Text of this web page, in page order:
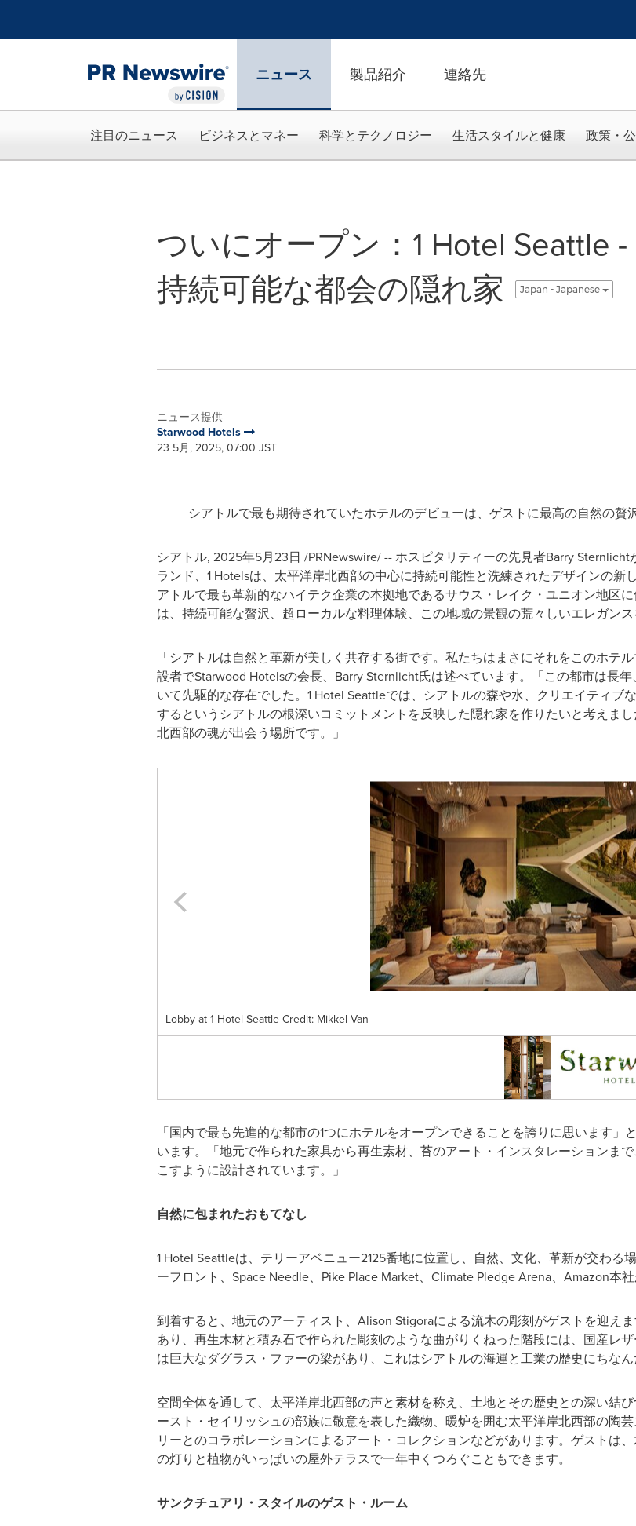
ニュース 製品紹介 連絡先
注目のニュース ビジネスとマネー 科学とテクノロジー 生活スタイルと健康 政策・
ついにオープン：1 Hotel Seattle -
持続可能な都会の隠れ家
Japan - Japanese
ニュース提供
Starwood Hotels
23 5月, 2025, 07:00 JST
シアトルで最も期待されていたホテルのデビューは、ゲストに最高の自然の贅
シアトル, 2025年5月23日 /PRNewswire/ -- ホスピタリティーの先見者Barry
ランド、1 Hotelsは、太平洋岸北西部の中心に持続可能性と洗練されたデザインの新
アトルで最も革新的なハイテク企業の本拠地であるサウス・レイク・ユニオン地区
は、持続可能な贅沢、超ローカルな料理体験、この地域の景観の荒々しいエレガンス
「シアトルは自然と革新が美しく共存する街です。私たちはまさにそれをこのホテ
設者でStarwood Hotelsの会長、Barry Sternlicht氏は述べています。「この都市は長
いて先駆的な存在でした。1 Hotel Seattleでは、シアトルの森や水、クリエイティブ
するというシアトルの根深いコミットメントを反映した隠れ家を作りたいと考えま
北西部の魂が出会う場所です。」
Lobby at 1 Hotel Seattle Credit: Mikkel Van
「国内で最も先進的な都市の1つにホテルをオープンできることを誇りに思います」
います。「地元で作られた家具から再生素材、苔のアート・インスタレーションま
こすように設計されています。」
自然に包まれたおもてなし
1 Hotel Seattleは、テリーアベニュー2125番地に位置し、自然、文化、革新が交わる
ーフロント、Space Needle、Pike Place Market、Climate Pledge Arena、Amazon本社
到着すると、地元のアーティスト、Alison Stigoraによる流木の彫刻がゲストを迎え
あり、再生木材と積み石で作られた彫刻のような曲がりくねった階段には、国産レ
は巨大なダグラス・ファーの梁があり、これはシアトルの海運と工業の歴史にちなん
空間全体を通して、太平洋岸北西部の声と素材を称え、土地とその歴史との深い結
ースト・セイリッシュの部族に敬意を表した織物、暖炉を囲む太平洋岸北西部の陶
リーとのコラボレーションによるアート・コレクションなどがあります。ゲストは
の灯りと植物がいっぱいの屋外テラスで一年中くつろぐこともできます。
サンクチュアリ・スタイルのゲスト・ルーム